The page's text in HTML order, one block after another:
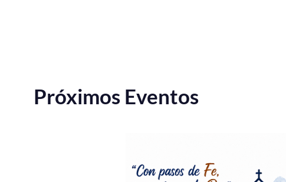
Próximos Eventos